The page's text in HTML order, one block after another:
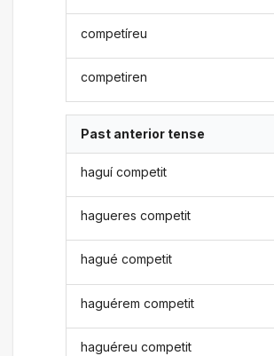
competíreu
competiren
Past anterior tense
haguí competit
hagueres competit
hagué competit
haguérem competit
haguéreu competit